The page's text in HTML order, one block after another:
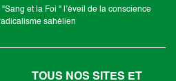
et la Foi " l’éveil de la conscience
sahélien
TOUS NOS SITES ET